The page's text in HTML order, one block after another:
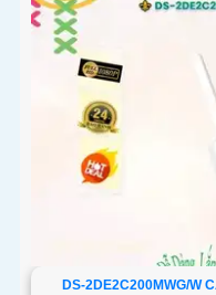
DS-2DE2C200MWG/W